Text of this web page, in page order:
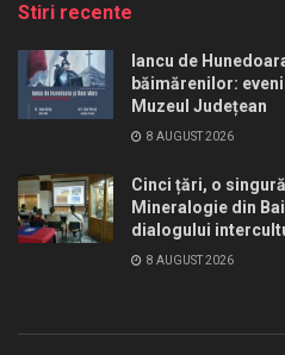
Stiri recente
Iancu de
băimărenilor:
Muzeul Județean
8 AUGUST 2026
Cinci țări, o
Mineralogie din
dialogului
8 AUGUST 2026